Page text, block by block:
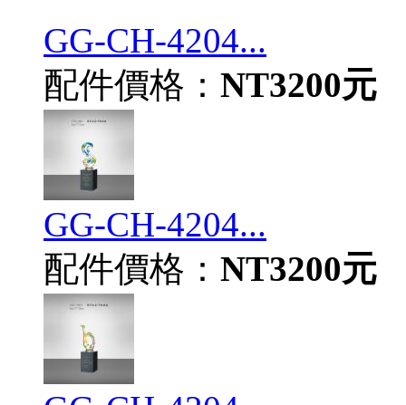
GG-CH-4204...
配件價格： NT3200元
GG-CH-4204...
配件價格： NT3200元